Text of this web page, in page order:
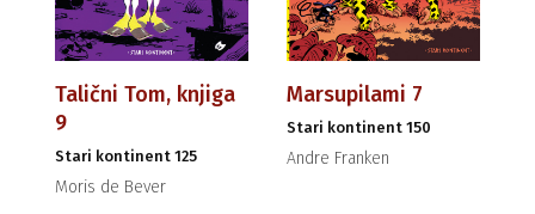
Talični Tom, knjiga
9
Stari kontinent 125
Moris de Bever
Marsupilami 7
Stari kontinent 150
Andre Franken